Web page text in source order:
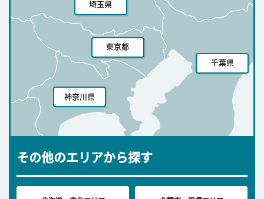
埼玉県
東京都
千葉県
神奈川県
その他のエリアから探す